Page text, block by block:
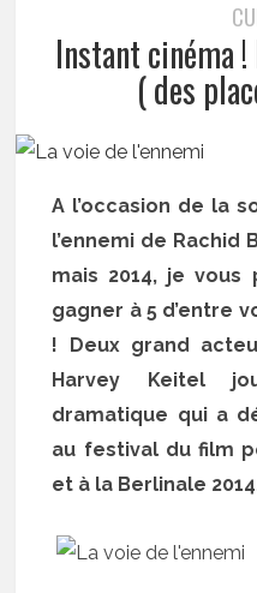
Instant cinéma !
( des
A l’occasion de la
l’ennemi de Rachid
mais 2014, je
gagner à 5 d’entre
! Deux grand
Harvey Keitel
dramatique qui a
au festival du film
et à la Berlinale